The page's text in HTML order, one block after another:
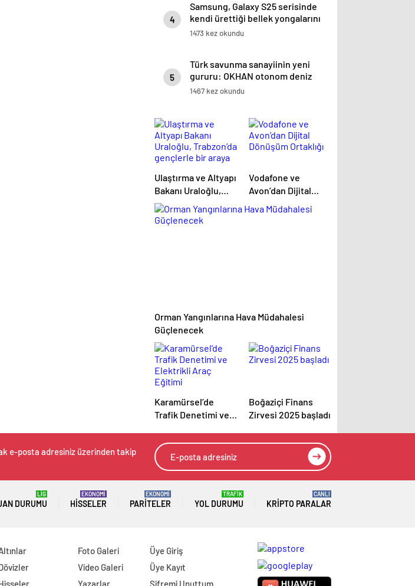
4
Samsung, Galaxy S25 serisinde
kendi ürettiği bellek yongalarını
kullanmayacak
1473 kez okundu
5
Türk savunma sanayiinin yeni
gururu: OKHAN otonom deniz
aracı
1467 kez okundu
Ulaştırma ve Altyapı
Bakanı Uraloğlu,
Trabzon’da
gençlerle bir araya
Vodafone ve
Avon’dan Dijital
Dönüşüm Ortaklığı
Orman Yangınlarına Hava Müdahalesi
Güçlenecek
Karamürsel’de
Trafik Denetimi ve
Eğitimi
Boğaziçi Finans
Zirvesi 2025 başladı
e-posta adresiniz üzerinden takip
DURUMU
LİG
HISSELER
EKONOMİ
PARITELER
EKONOMİ
YOL DURUMU
TRAFİK
KRIPTO PARALAR
CANLI
Foto Galeri
Video Galeri
Yazarlar
Üye Giriş
Üye Kayıt
Şifremi Unuttum